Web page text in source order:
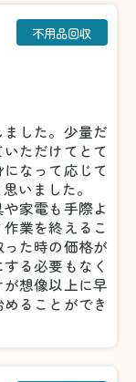
不用品回収
した。少量だ
ただけてとて
なって応じて
いました。
家電も手際よ
業を終えるこ
た時の価格が
る必要もなく
想像以上に早
ることができ